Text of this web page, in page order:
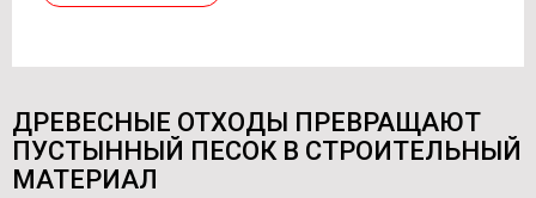
ДРЕВЕСНЫЕ ОТХОДЫ ПРЕВРАЩАЮТ
ПУСТЫННЫЙ ПЕСОК В СТРОИТЕЛЬНЫЙ
МАТЕРИАЛ